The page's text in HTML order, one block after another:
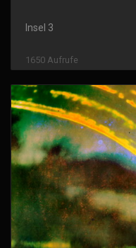
Insel 3
1650 Aufrufe